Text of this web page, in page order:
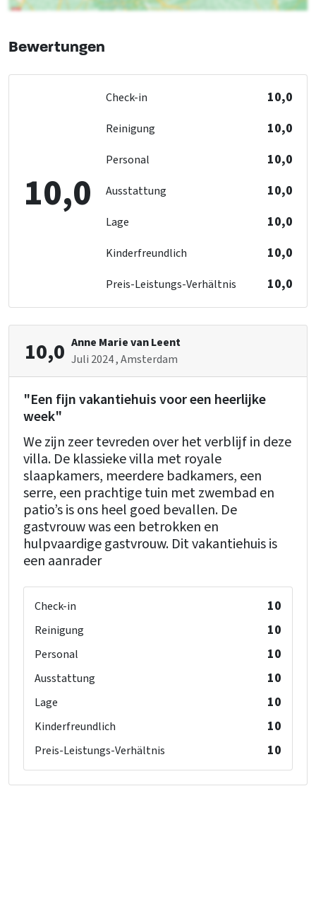
Entfernung zum Restaurant (km): < 1 km
Stadt und Dorfzentrum
Entfernung zum Skilift (km)
Entfernung zum Skibus (km)
Barrierefreiheit
Geeignet für Rollstuhlfahrer
: Plavuizen
Art des Herds: Gas
Backofen
Gefrierschrank
Geschirrspüler
Mikrowelle
Schlafzimmer
Bett: 11
Schlafzimmer: 5
Wellness
Privater Außenpool
Außenpool
Kindereinrichtungen
Kinderbetten: 1
Toilette: 1
Bad: 1
Bewertungen
10,0
Check-in 10,0
Reinigung 10,0
Personal 10,0
Ausstattung 10,0
Lage 10,0
Kinderfreundlich 10,0
Preis-Leistungs-Verhältnis 10,0
10,0 Anne Marie van Leent
Juli 2024, Amsterdam
"Een fijn vakantiehuis voor een heerlijke
week"
We zijn zeer tevreden over het verblijf in deze
villa. De klassieke villa met royale
slaapkamers, meerdere badkamers, een
serre, een prachtige tuin met zwembad en
patio’s is ons heel goed bevallen. De
gastvrouw was een betrokken en
hulpvaardige gastvrouw. Dit vakantiehuis is
een aanrader
Check-in 10
Reinigung 10
Personal 10
Ausstattung 10
Lage 10
Kinderfreundlich 10
Preis-Leistungs-Verhältnis 10